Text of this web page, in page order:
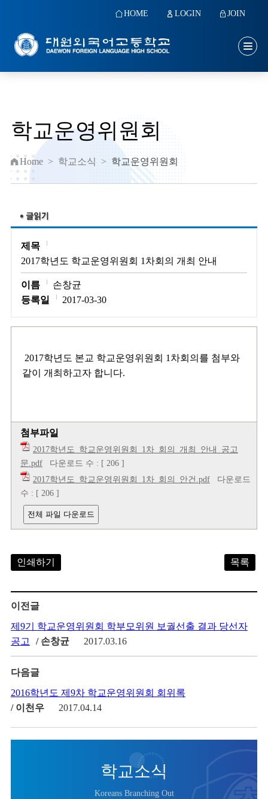
HOME LOGIN JOIN
학교소식
Koreans Branching Out
학교운영위원회
Home > 학교소식 > 학교운영위원회
제목
2017학년도 학교운영위원회 1차회의 개최 안내
이름
손창균
등록일
2017-03-30
2017학년도 본교 학교운영위원회 1차회의를 첨부와
같이 개최하고자 합니다.
첨부파일
2017학년도_학교운영위원회_1차_회의_개최_안내_공고
문.pdf다운로드 수 : [ 206 ]
2017학년도_학교운영위원회_1차_회의_안건.pdf다운로드
수 : [ 206 ]
전체 파일 다운로드
인쇄하기 목록
이전글
제9기 학교운영위원회 학부모위원 보궐선출 결과 당선자
공고
/ 손창균 2017.03.16
다음글
2016학년도 제9차 학교운영위원회 회위록
/ 이천우
2017.04.14